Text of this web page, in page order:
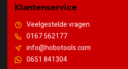
Klantenservice
Veelgestelde vragen
0167 562177
info@hobotools.com
0651 841304